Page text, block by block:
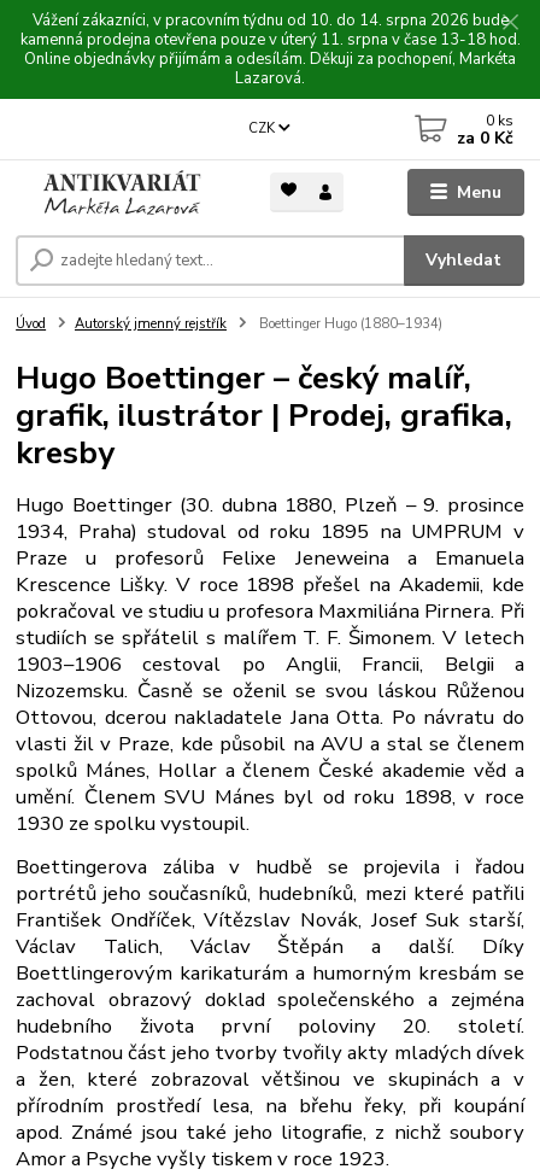
Vážení zákazníci, v pracovním týdnu od 10. do 14. srpna 2026 bude
kamenná prodejna otevřena pouze v úterý 11. srpna v čase 13-18 hod.
Online objednávky přijímám a odesílám. Děkuji za pochopení, Markéta
Lazarová.
Menu
CZK
Vyhledat
0 ks
za 0 Kč
Úvod Autorský jmenný rejstřík Boettinger Hugo (1880–1934)
Hugo Boettinger – český malíř,
grafik, ilustrátor | Prodej, grafika,
kresby
Hugo Boettinger (30. dubna 1880, Plzeň – 9. prosince
1934, Praha) studoval od roku 1895 na UMPRUM v
Praze u profesorů Felixe Jeneweina a Emanuela
Krescence Lišky. V roce 1898 přešel na Akademii, kde
pokračoval ve studiu u profesora Maxmiliána Pirnera. Při
studiích se spřátelil s malířem T. F. Šimonem. V letech
1903–1906 cestoval po Anglii, Francii, Belgii a
Nizozemsku. Časně se oženil se svou láskou Růženou
Ottovou, dcerou nakladatele Jana Otta. Po návratu do
vlasti žil v Praze, kde působil na AVU a stal se členem
spolků Mánes, Hollar a členem České akademie věd a
umění. Členem SVU Mánes byl od roku 1898, v roce
1930 ze spolku vystoupil.
Boettingerova záliba v hudbě se projevila i řadou
portrétů jeho současníků, hudebníků, mezi které patřili
František Ondříček, Vítězslav Novák, Josef Suk starší,
Václav Talich, Václav Štěpán a další. Díky
Boettlingerovým karikaturám a humorným kresbám se
zachoval obrazový doklad společenského a zejména
hudebního života první poloviny 20. století.
Podstatnou část jeho tvorby tvořily akty mladých dívek
a žen, které zobrazoval většinou ve skupinách a v
přírodním prostředí lesa, na břehu řeky, při koupání
apod. Známé jsou také jeho litografie, z nichž soubory
Amor a Psyche vyšly tiskem v roce 1923.